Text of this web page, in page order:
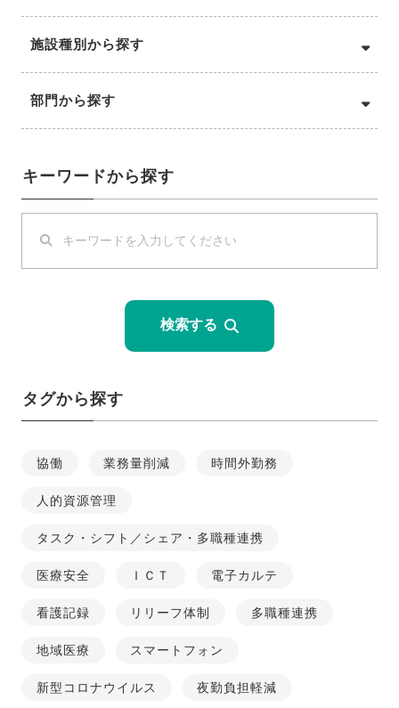
施設種別から探す
部門から探す
キーワードから探す
検索する
タグから探す
協働 業務量削減 時間外勤務
人的資源管理
タスク・シフト／シェア・多職種連携
医療安全 ＩＣＴ 電子カルテ
看護記録 リリーフ体制 多職種連携
地域医療 スマートフォン
新型コロナウイルス 夜勤負担軽減